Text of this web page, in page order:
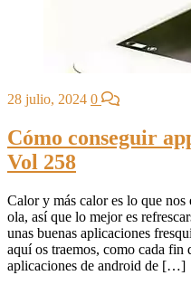
28 julio, 2024 0
Cómo conseguir
Vol 258
Calor y más calor es lo que nos
ola, así que lo mejor es
unas buenas aplicaciones
aquí os traemos, como cada fin
aplicaciones de android de […]